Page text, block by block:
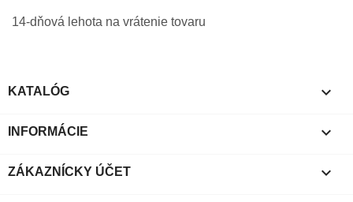
14-dňová lehota na vrátenie tovaru
KATALÓG 
INFORMÁCIE 
ZÁKAZNÍCKY ÚČET 